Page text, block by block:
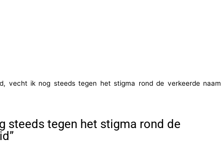
vecht ik nog steeds tegen het stigma rond de verkeerde naam
steeds tegen het stigma rond de